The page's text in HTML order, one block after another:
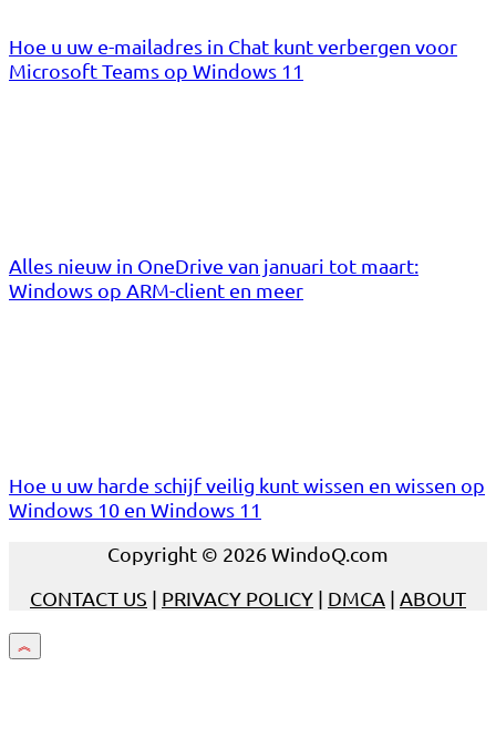
Hoe u uw e-mailadres in Chat kunt verbergen voor
Microsoft Teams op Windows 11
Alles nieuw in OneDrive van januari tot maart:
Windows op ARM-client en meer
Hoe u uw harde schijf veilig kunt wissen en wissen op
Windows 10 en Windows 11
Copyright © 2026 WindoQ.com
CONTACT US | PRIVACY POLICY | DMCA | ABOUT